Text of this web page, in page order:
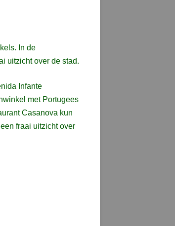
In de
uitzicht over de stad.
Infante
met Portugees
Casanova kun
fraai uitzicht over